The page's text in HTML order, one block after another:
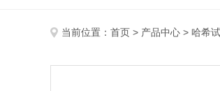
当前位置： 首页 > 产品中心 > 哈希